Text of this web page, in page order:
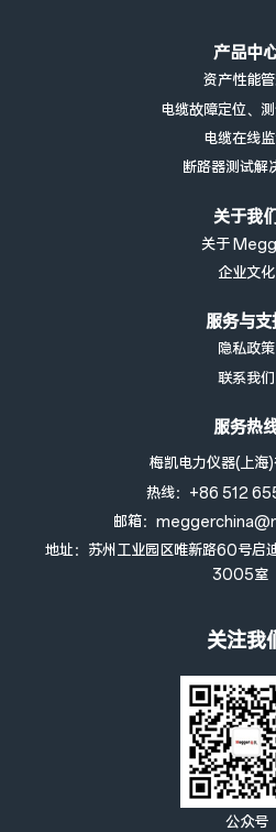
产品中
资产性能
电缆故障定位、
电缆在线
断路器测试解
关于我们
关于
企业文化
服务与支
隐私政策
联系我们
服务热
梅凯电力仪器(上海
热线：+86 512
邮箱：
地址：苏州工业园区唯新路60号
3005室
关注我
公众号